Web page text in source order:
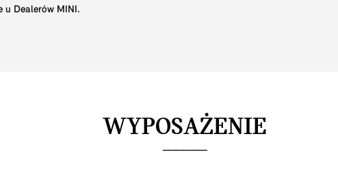
u Dealerów MINI.
WYPOSAŻENIE